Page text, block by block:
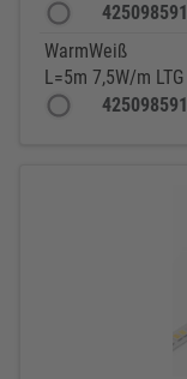
WarmWeiß
L=5m 7,5W/m